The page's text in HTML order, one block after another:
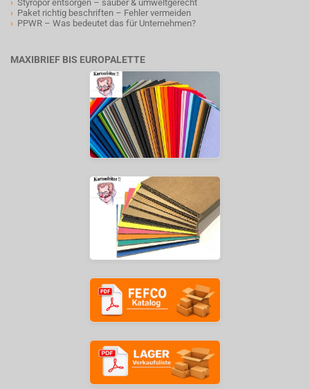
› Styropor entsorgen – sauber & umweltgerecht
› Paket richtig beschriften – Fehler vermeiden
› PPWR – Was bedeutet das für Unternehmen?
MAXIBRIEF BIS EUROPALETTE